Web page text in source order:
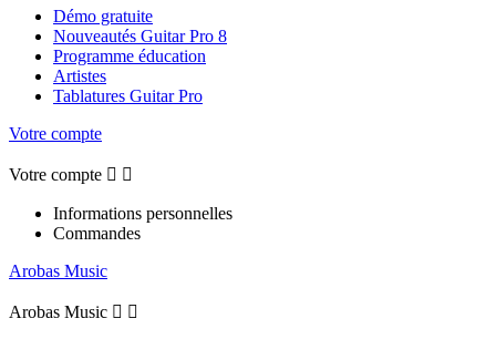
Démo gratuite
Nouveautés Guitar Pro 8
Programme éducation
Artistes
Tablatures Guitar Pro
Votre compte
Votre compte  
Informations personnelles
Commandes
Arobas Music
Arobas Music  